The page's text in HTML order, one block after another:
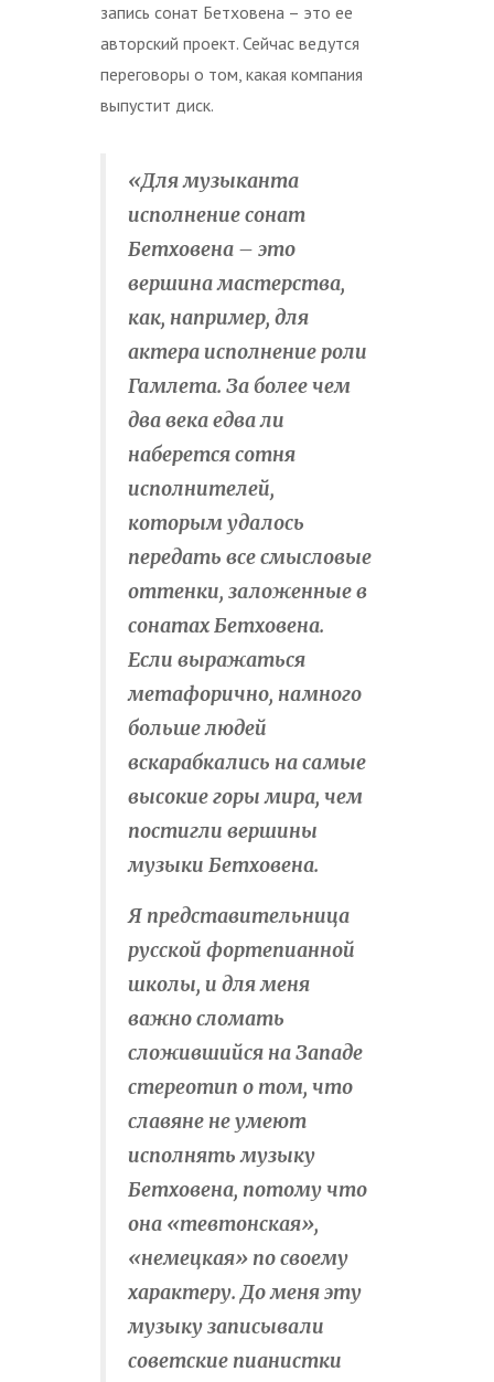
запись сонат Бетховена – это ее
авторский проект. Сейчас ведутся
переговоры о том, какая компания
выпустит диск.
«Для музыканта
исполнение сонат
Бетховена – это
вершина мастерства,
как, например, для
актера исполнение роли
Гамлета. За более чем
два века едва ли
наберется сотня
исполнителей,
которым удалось
передать все смысловые
оттенки, заложенные в
сонатах Бетховена.
Если выражаться
метафорично, намного
больше людей
вскарабкались на самые
высокие горы мира, чем
постигли вершины
музыки Бетховена.
Я представительница
русской фортепианной
школы, и для меня
важно сломать
сложившийся на Западе
стереотип о том, что
славяне не умеют
исполнять музыку
Бетховена, потому что
она «тевтонская»,
«немецкая» по своему
характеру. До меня эту
музыку записывали
советские пианистки